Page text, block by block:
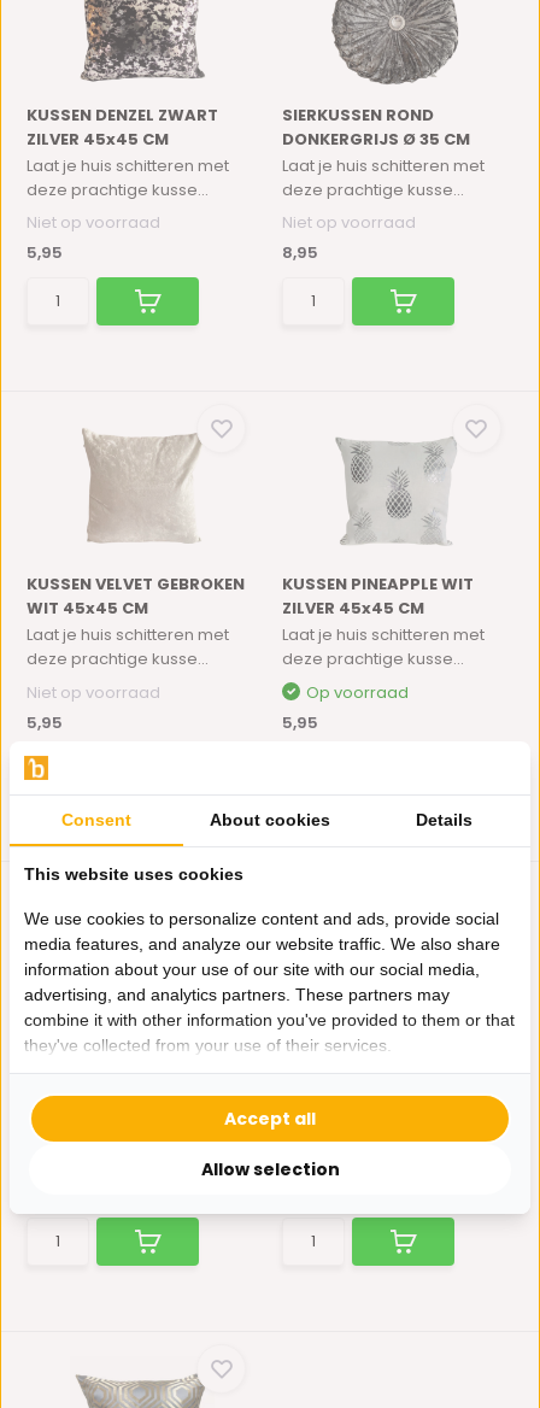
KUSSEN DENZEL ZWART
ZILVER 45x45 CM
Laat je huis schitteren met
deze prachtige kusse...
Niet op voorraad
5,95
SIERKUSSEN ROND
DONKERGRIJS Ø 35 CM
Laat je huis schitteren met
deze prachtige kusse...
Niet op voorraad
8,95
KUSSEN VELVET GEBROKEN
WIT 45x45 CM
Laat je huis schitteren met
deze prachtige kusse...
Niet op voorraad
5,95
KUSSEN PINEAPPLE WIT
ZILVER 45x45 CM
Laat je huis schitteren met
deze prachtige kusse...
Op voorraad
5,95
Kussen Forest - 45 cm -
Beige
Laat je huis schitteren met
deze prachtige kusse...
Kussen Ritz II - 45 cm -
Grijs
deze prachtige kusse...
Op voorraad
Consent About cookies Details
This website uses cookies
We use cookies to personalize content and ads, provide social
media features, and analyze our website traffic. We also share
information about your use of our site with our social media,
advertising, and analytics partners. These partners may
combine it with other information you've provided to them or that
they've collected from your use of their services.
Allow selection
Accept all